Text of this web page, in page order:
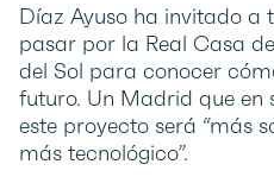
Díaz Ayuso ha invitado a
pasar por la Real Casa
del Sol para conocer
futuro. Un Madrid que en
este proyecto será “más
más tecnológico”.